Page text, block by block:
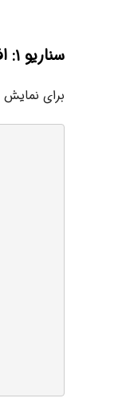
سناریو ۱: افزودن متن به ابتدای ستون varchar(max)
برای نمایش